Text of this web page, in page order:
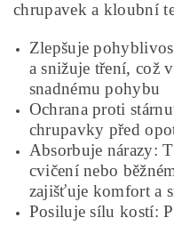
chrupavek a kloubní
Zlepšuje
a snižuje tření, což
snadnému pohybu
Ochrana proti
chrupavky před
Absorbuje nárazy:
cvičení nebo
zajišťuje komfort a
Posiluje sílu kostí: